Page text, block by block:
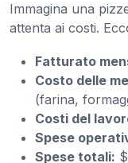
Immagina una
attenta ai costi.
Fatturato
Costo delle
(farina,
Costi del
Spese
Spese totali: